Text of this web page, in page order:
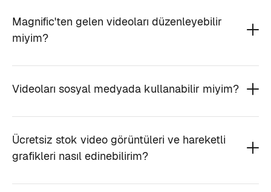
Magnific'ten gelen videoları düzenleyebilir
miyim?
Videoları sosyal medyada kullanabilir miyim?
Ücretsiz stok video görüntüleri ve hareketli
grafikleri nasıl edinebilirim?